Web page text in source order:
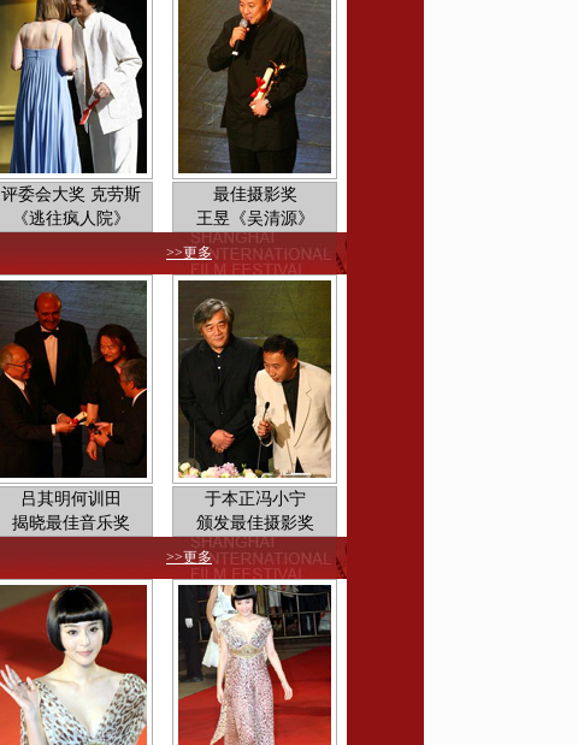
开幕式—周杰伦西装革履派头十足
开幕式—李俊基亮相美艳依旧
开幕式—陈坤风度翩翩亮相
评委会大奖 克劳斯
《逃往疯人院》
最佳摄影奖
王昱《吴清源》
>>更多
吕其明何训田
揭晓最佳音乐奖
于本正冯小宁
颁发最佳摄影奖
>>更多